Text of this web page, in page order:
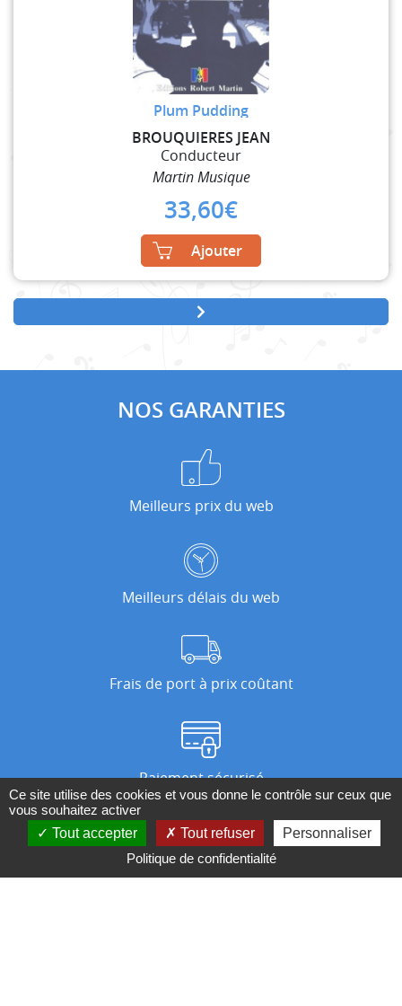
Plum Pudding
BROUQUIERES JEAN
Conducteur
Martin Musique
33,60€
Ajouter
NOS GARANTIES
Meilleurs prix du web
Meilleurs délais du web
Frais de port à prix coûtant
Paiement sécurisé
Nos magasins
Ce site utilise des cookies et vous donne le contrôle sur ceux que
vous souhaitez activer
Tout accepter
Tout refuser
Personnaliser
Politique de confidentialité